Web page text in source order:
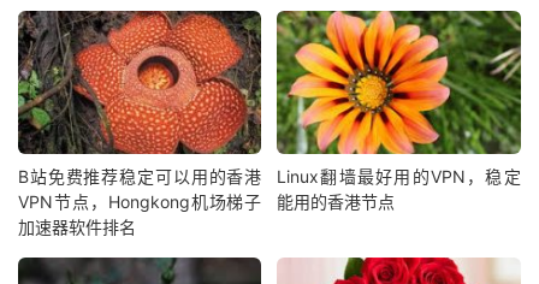
B站免费推荐稳定可以用的香港
VPN节点，Hongkong机场梯子
加速器软件排名
Linux翻墙最好用的VPN，稳定
能用的香港节点